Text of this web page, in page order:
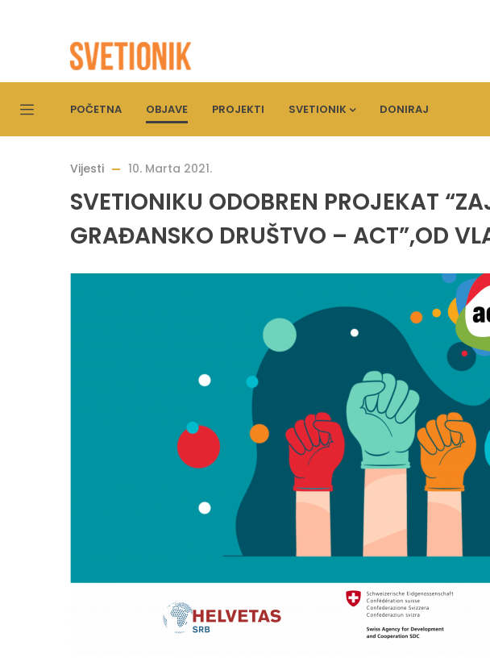
POČETNA OBJAVE PROJEKTI SVETIONIK DONIRAJ
Vijesti 10. Marta 2021.
SVETIONIKU ODOBREN PROJEKAT
GRAĐANSKO DRUŠTVO – ACT”,OD